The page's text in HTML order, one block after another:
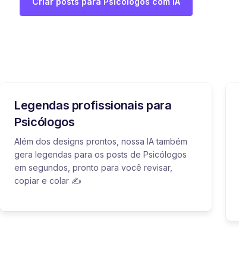
Legendas profissionais para
Psicólogos
Além dos designs prontos, nossa IA também
gera legendas para os posts de Psicólogos
em segundos, pronto para você revisar,
copiar e colar ✍️